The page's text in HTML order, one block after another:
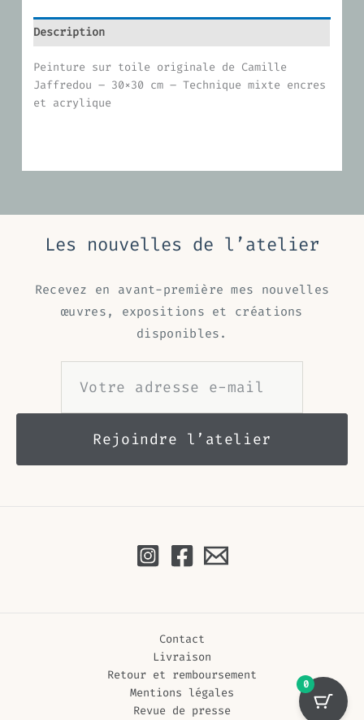
Description
Peinture sur toile originale de Camille
Jaffredou – 30×30 cm – Technique mixte encres
et acrylique
Les nouvelles de l’atelier
Recevez en avant-première mes nouvelles
œuvres, expositions et créations
disponibles.
Contact
Livraison
Retour et remboursement
Mentions légales
Revue de presse
0